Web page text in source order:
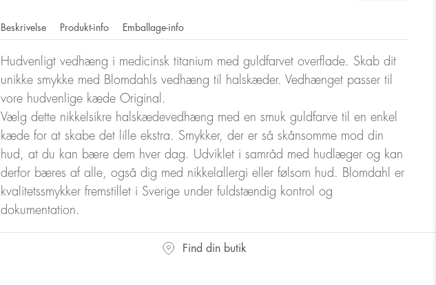
Beskrivelse Produkt-info Emballage-info
Hudvenligt vedhæng i medicinsk titanium med guldfarvet overflade. Skab dit
unikke smykke med Blomdahls vedhæng til halskæder. Vedhænget passer til
vore hudvenlige kæde Original.
Vælg dette nikkelsikre halskædevedhæng med en smuk guldfarve til en enkel
kæde for at skabe det lille ekstra. Smykker, der er så skånsomme mod din
hud, at du kan bære dem hver dag. Udviklet i samråd med hudlæger og kan
derfor bæres af alle, også dig med nikkelallergi eller følsom hud. Blomdahl er
kvalitetssmykker fremstillet i Sverige under fuldstændig kontrol og
dokumentation.
Find din butik